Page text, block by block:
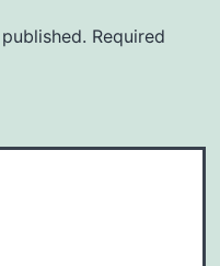
Required